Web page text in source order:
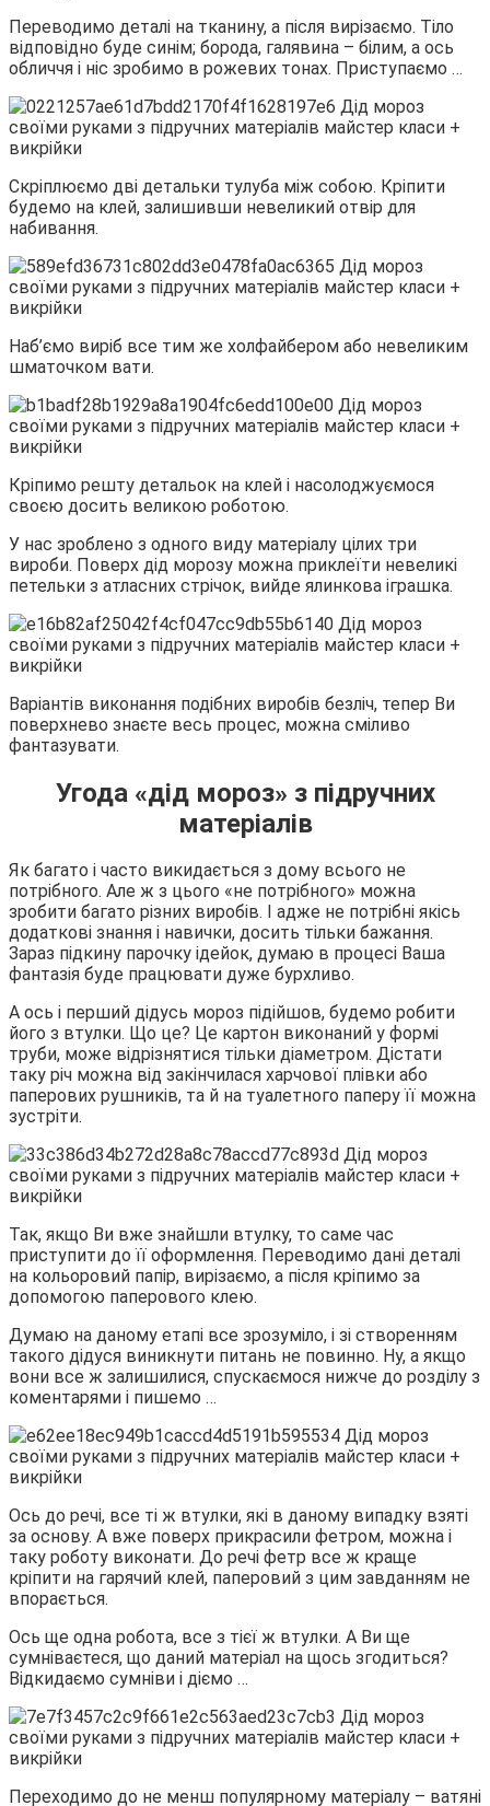
Переводимо деталі на тканину, а після вирізаємо. Тіло
відповідно буде синім; борода, галявина – білим, а ось
обличчя і ніс зробимо в рожевих тонах. Приступаємо …
Скріплюємо дві детальки тулуба між собою. Кріпити
будемо на клей, залишивши невеликий отвір для
набивання.
Наб’ємо виріб все тим же холфайбером або невеликим
шматочком вати.
Кріпимо решту детальок на клей і насолоджуємося
своєю досить великою роботою.
У нас зроблено з одного виду матеріалу цілих три
вироби. Поверх дід морозу можна приклеїти невеликі
петельки з атласних стрічок, вийде ялинкова іграшка.
Варіантів виконання подібних виробів безліч, тепер Ви
поверхнево знаєте весь процес, можна сміливо
фантазувати.
Угода «дід мороз» з підручних
матеріалів
Як багато і часто викидається з дому всього не
потрібного. Але ж з цього «не потрібного» можна
зробити багато різних виробів. І адже не потрібні якісь
додаткові знання і навички, досить тільки бажання.
Зараз підкину парочку ідейок, думаю в процесі Ваша
фантазія буде працювати дуже бурхливо.
А ось і перший дідусь мороз підійшов, будемо робити
його з втулки. Що це? Це картон виконаний у формі
труби, може відрізнятися тільки діаметром. Дістати
таку річ можна від закінчилася харчової плівки або
паперових рушників, та й на туалетного паперу її можна
зустріти.
Так, якщо Ви вже знайшли втулку, то саме час
приступити до її оформлення. Переводимо дані деталі
на кольоровий папір, вирізаємо, а після кріпимо за
допомогою паперового клею.
Думаю на даному етапі все зрозуміло, і зі створенням
такого дідуся виникнути питань не повинно. Ну, а якщо
вони все ж залишилися, спускаємося нижче до розділу з
коментарями і пишемо …
Ось до речі, все ті ж втулки, які в даному випадку взяті
за основу. А вже поверх прикрасили фетром, можна і
таку роботу виконати. До речі фетр все ж краще
кріпити на гарячий клей, паперовий з цим завданням не
впорається.
Ось ще одна робота, все з тієї ж втулки. А Ви ще
сумніваєтеся, що даний матеріал на щось згодиться?
Відкидаємо сумніви і діємо …
Переходимо до не менш популярному матеріалу – ватяні